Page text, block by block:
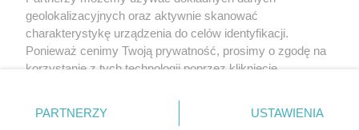
O nas
geolokalizacyjnych oraz aktywnie skanować
charakterystykę urządzenia do celów identyfikacji.
Ponieważ cenimy Twoją prywatność, prosimy o zgodę na
korzystanie z tych technologii poprzez kliknięcie
zmienić/wycofać klikając przycisk ustawień prywatności
znajdujący się w lewym dolnym rogu strony
PARTNERZY USTAWIENIA